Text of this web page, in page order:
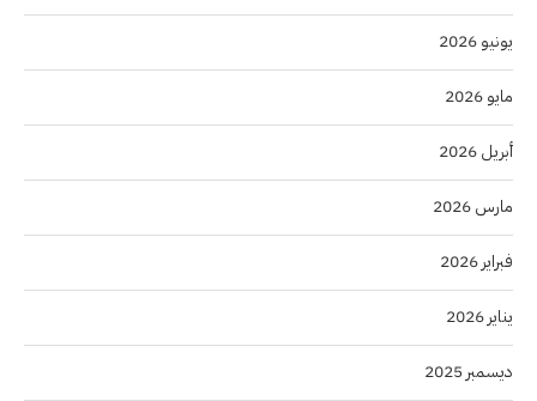
يونيو 2026
مايو 2026
أبريل 2026
مارس 2026
فبراير 2026
يناير 2026
ديسمبر 2025